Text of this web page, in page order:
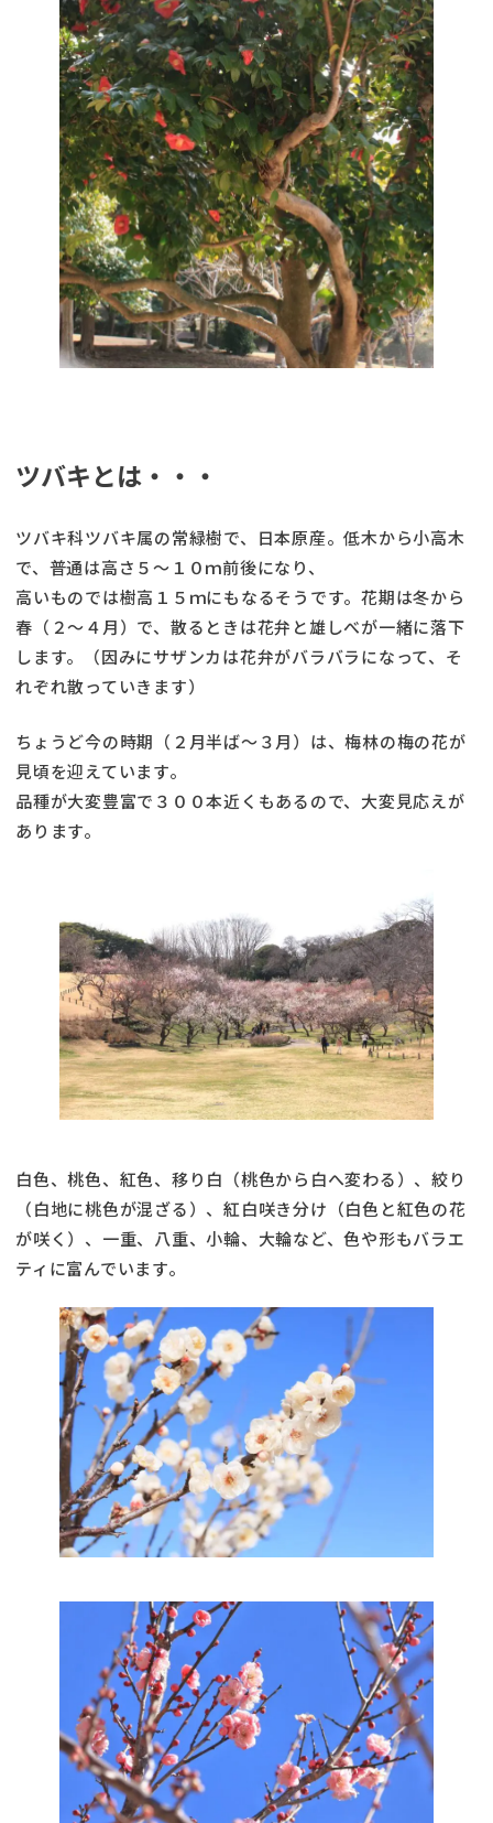
ツバキとは・・・
ツバキ科ツバキ属の常緑樹で、日本原産。低木から小高木
で、普通は高さ５～１０ｍ前後になり、
高いものでは樹高１５ｍにもなるそうです。花期は冬から
春（２～４月）で、散るときは花弁と雄しべが一緒に落下
します。（因みにサザンカは花弁がバラバラになって、そ
れぞれ散っていきます）
ちょうど今の時期（２月半ば～３月）は、梅林の梅の花が
見頃を迎えています。
品種が大変豊富で３００本近くもあるので、大変見応えが
あります。
白色、桃色、紅色、移り白（桃色から白へ変わる）、絞り
（白地に桃色が混ざる）、紅白咲き分け（白色と紅色の花
が咲く）、一重、八重、小輪、大輪など、色や形もバラエ
ティに富んでいます。